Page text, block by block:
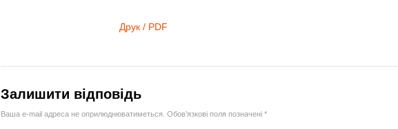
Друк / PDF
Залишити відповідь
Ваша e-mail адреса не оприлюднюватиметься. Обов’язкові поля позначені*